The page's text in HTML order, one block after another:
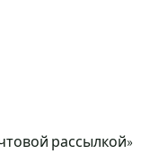
рассылкой»